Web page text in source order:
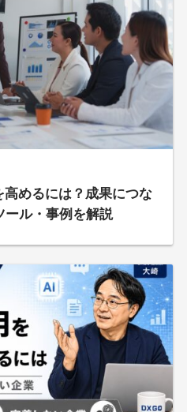
めるには？成果につな
ール・事例を解説